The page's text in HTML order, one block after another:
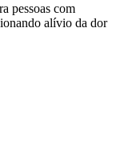
pessoas com
alívio da dor